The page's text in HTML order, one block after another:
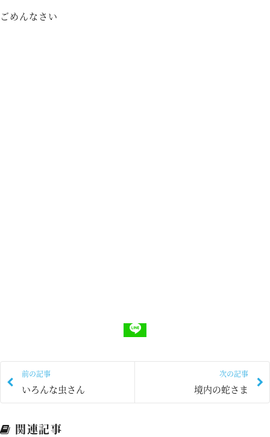
ごめんなさい
前の記事
いろんな虫さん
次の記事
境内の蛇さま
関連記事